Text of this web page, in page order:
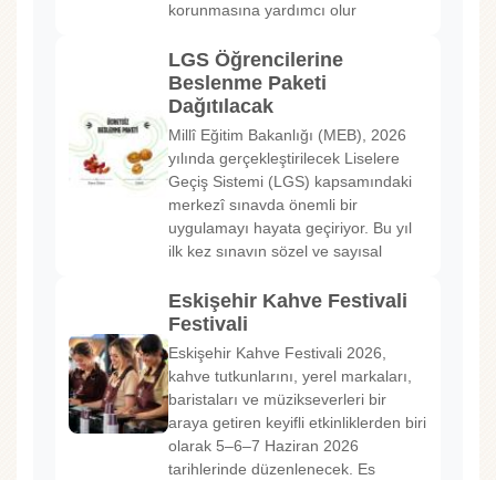
korunmasına yardımcı olur
LGS Öğrencilerine
Beslenme Paketi
Dağıtılacak
Millî Eğitim Bakanlığı (MEB), 2026
yılında gerçekleştirilecek Liselere
Geçiş Sistemi (LGS) kapsamındaki
merkezî sınavda önemli bir
uygulamayı hayata geçiriyor. Bu yıl
ilk kez sınavın sözel ve sayısal
Eskişehir Kahve Festivali
Festivali
Eskişehir Kahve Festivali 2026,
kahve tutkunlarını, yerel markaları,
baristaları ve müzikseverleri bir
araya getiren keyifli etkinliklerden biri
olarak 5–6–7 Haziran 2026
tarihlerinde düzenlenecek. Es